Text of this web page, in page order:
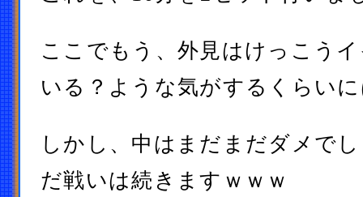
ここでもう、外見はけっこう
いる？ような気がするくらい
しかし、中はまだまだダメで
だ戦いは続きますｗｗｗ